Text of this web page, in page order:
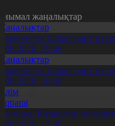
жаңалықтар
білім грант
19:46
білім грант
16:50
Қазақстан
17:30